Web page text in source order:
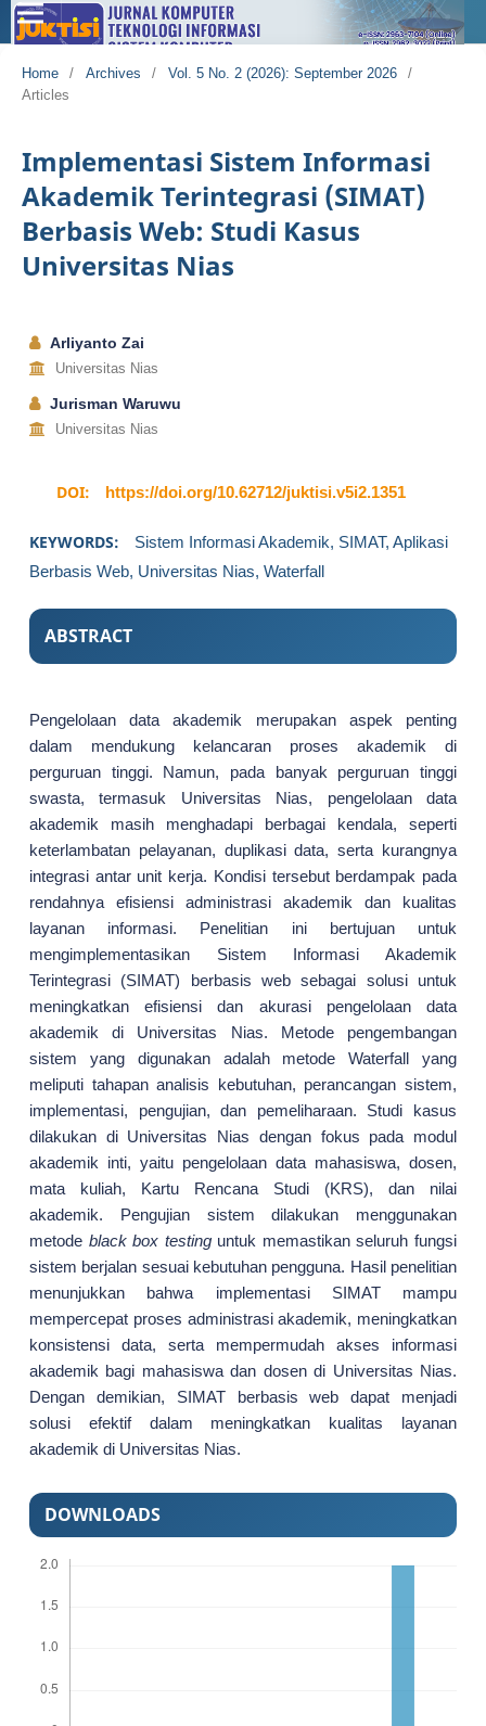
Home / Archives / Vol. 5 No. 2 (2026): September 2026
/
Articles
Implementasi Sistem Informasi
Akademik Terintegrasi (SIMAT)
Berbasis Web: Studi Kasus
Universitas Nias
Arliyanto Zai
Universitas Nias
Jurisman Waruwu
Universitas Nias
DOI: https://doi.org/10.62712/juktisi.v5i2.1351
KEYWORDS:
Sistem Informasi Akademik, SIMAT, Aplikasi
Berbasis Web, Universitas Nias, Waterfall
ABSTRACT
Pengelolaan data akademik merupakan aspek penting
dalam mendukung kelancaran proses akademik di
perguruan tinggi. Namun, pada banyak perguruan tinggi
swasta, termasuk Universitas Nias, pengelolaan data
akademik masih menghadapi berbagai kendala, seperti
keterlambatan pelayanan, duplikasi data, serta kurangnya
integrasi antar unit kerja. Kondisi tersebut berdampak pada
rendahnya efisiensi administrasi akademik dan kualitas
layanan informasi. Penelitian ini bertujuan untuk
mengimplementasikan Sistem Informasi Akademik
Terintegrasi (SIMAT) berbasis web sebagai solusi untuk
meningkatkan efisiensi dan akurasi pengelolaan data
akademik di Universitas Nias. Metode pengembangan
sistem yang digunakan adalah metode Waterfall yang
meliputi tahapan analisis kebutuhan, perancangan sistem,
implementasi, pengujian, dan pemeliharaan. Studi kasus
dilakukan di Universitas Nias dengan fokus pada modul
akademik inti, yaitu pengelolaan data mahasiswa, dosen,
mata kuliah, Kartu Rencana Studi (KRS), dan nilai
akademik. Pengujian sistem dilakukan menggunakan
metode black box testinguntuk memastikan seluruh fungsi
sistem berjalan sesuai kebutuhan pengguna. Hasil penelitian
menunjukkan bahwa implementasi SIMAT mampu
mempercepat proses administrasi akademik, meningkatkan
konsistensi data, serta mempermudah akses informasi
akademik bagi mahasiswa dan dosen di Universitas Nias.
Dengan demikian, SIMAT berbasis web dapat menjadi
solusi efektif dalam meningkatkan kualitas layanan
akademik di Universitas Nias.
DOWNLOADS